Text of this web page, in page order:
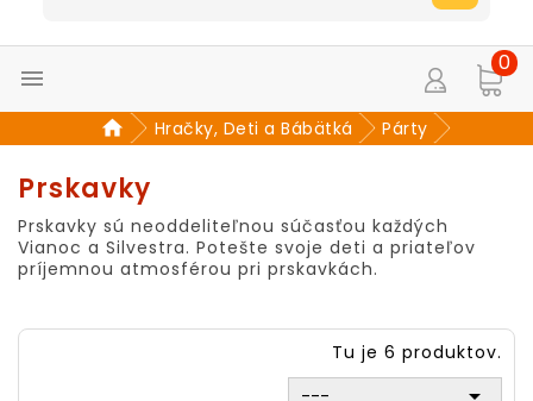

0
Hračky, Deti a Bábätká Párty
Prskavky
Prskavky sú neoddeliteľnou súčasťou každých
Vianoc a Silvestra. Potešte svoje deti a priateľov
príjemnou atmosférou pri prskavkách.
Tu je 6 produktov.
---